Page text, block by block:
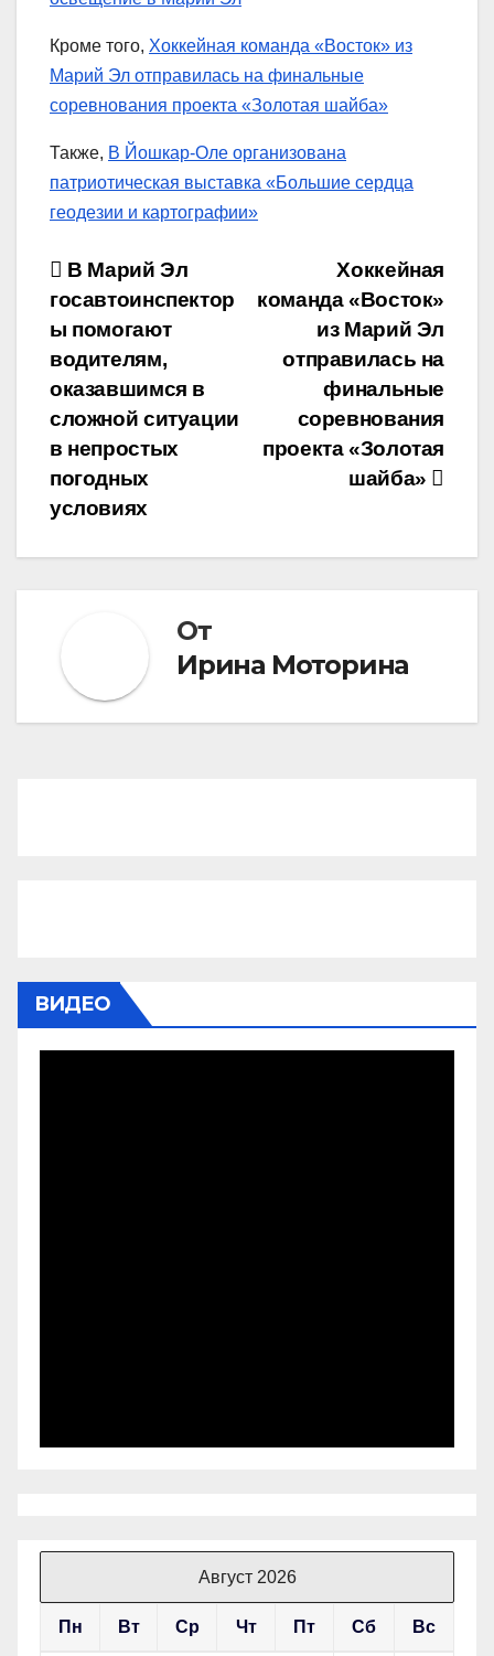
Кроме того, Хоккейная команда «Восток» из
Марий Эл отправилась на финальные
соревнования проекта «Золотая шайба»
Также, В Йошкар-Оле организована
патриотическая выставка «Большие сердца
геодезии и картографии»
Навигация
по
записям
Хоккейная
команда «Восток»
из Марий Эл
отправилась на
финальные
соревнования
проекта «Золотая
шайба»
В Марий Эл
госавтоинспектор
ы помогают
водителям,
оказавшимся в
сложной ситуации
в непростых
погодных
условиях
От
Ирина Моторина
ВИДЕО
Август 2026
Пн Вт Ср Чт Пт Сб Вс